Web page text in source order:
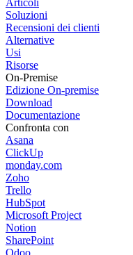
Articoli
Soluzioni
Recensioni dei clienti
Alternative
Usi
Risorse
On-Premise
Edizione On-premise
Download
Documentazione
Confronta con
Asana
ClickUp
monday.com
Zoho
Trello
HubSpot
Microsoft Project
Notion
SharePoint